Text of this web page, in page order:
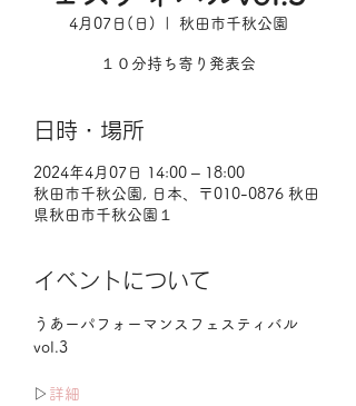
4月07日(日) 秋田市千秋公園
１０分持ち寄り発表会
日時・場所
2024年4月07日 14:00 – 18:00
秋田市千秋公園, 日本、〒010-0876 秋田
県秋田市千秋公園１
イベントについて
うあーパフォーマンスフェスティバル
vol.3
▷ 詳細